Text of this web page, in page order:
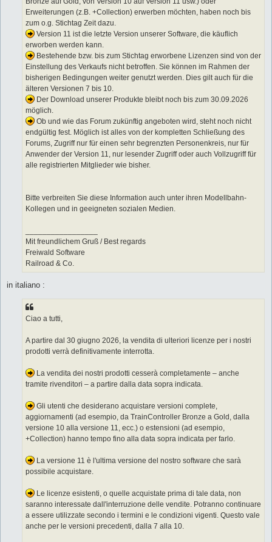
Erweiterungen (z.B. +Collection) erwerben möchten, haben noch bis
zum o.g. Stichtag Zeit dazu.
Version 11 ist die letzte Version unserer Software, die käuflich
erworben werden kann.
Bestehende bzw. bis zum Stichtag erworbene Lizenzen sind von der
Einstellung des Verkaufs nicht betroffen. Sie können im Rahmen der
bisherigen Bedingungen weiter genutzt werden. Dies gilt auch für die
älteren Versionen 7 bis 10.
Der Download unserer Produkte bleibt noch bis zum 30.09.2026
möglich.
Ob und wie das Forum zukünftig angeboten wird, steht noch nicht
endgültig fest. Möglich ist alles von der kompletten Schließung des
Forums, Zugriff nur für einen sehr begrenzten Personenkreis, nur für
Anwender der Version 11, nur lesender Zugriff oder auch Vollzugriff für
alle registrierten Mitglieder wie bisher.
Bitte verbreiten Sie diese Information auch unter ihren Modellbahn-
Kollegen und in geeigneten sozialen Medien.
Mit freundlichem Gruß / Best regards
Freiwald Software
Railroad & Co.
in italiano :
Ciao a tutti,
A partire dal 30 giugno 2026, la vendita di ulteriori licenze per i nostri
prodotti verrà definitivamente interrotta.
La vendita dei nostri prodotti cesserà completamente – anche
tramite rivenditori – a partire dalla data sopra indicata.
Gli utenti che desiderano acquistare versioni complete,
aggiornamenti (ad esempio, da TrainController Bronze a Gold, dalla
versione 10 alla versione 11, ecc.) o estensioni (ad esempio,
+Collection) hanno tempo fino alla data sopra indicata per farlo.
La versione 11 è l'ultima versione del nostro software che sarà
possibile acquistare.
Le licenze esistenti, o quelle acquistate prima di tale data, non
saranno interessate dall'interruzione delle vendite. Potranno continuare
a essere utilizzate secondo i termini e le condizioni vigenti. Questo vale
anche per le versioni precedenti, dalla 7 alla 10.